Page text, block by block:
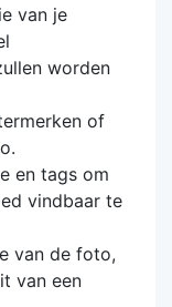
van je
worden
of
en tags om
vindbaar te
van de foto,
van een